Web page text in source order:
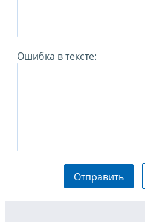
Ошибка в тексте:
Отправить